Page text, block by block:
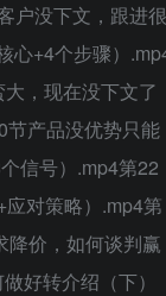
户没下文，跟进很
心+4个步骤）
，现在没下文了
节产品没优势只能
信号）.mp4第22
对策略）.mp4第
降价，如何谈判赢
好转介绍（下）